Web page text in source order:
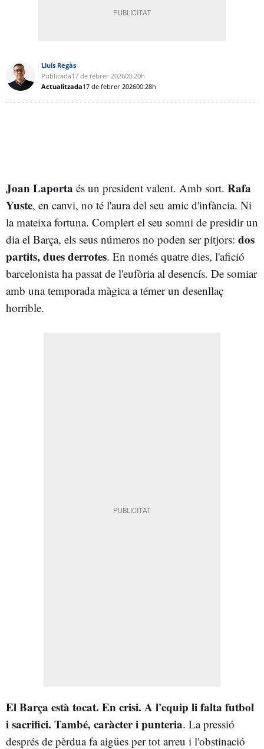
Lluís Regàs
Publicada17 de febrer 202600:20h
Actualitzada17 de febrer 202600:28h
Joan Laporta és un president valent. Amb sort. Rafa
Yuste, en canvi, no té l'aura del seu amic d'infància. Ni
la mateixa fortuna. Complert el seu somni de presidir un
dia el Barça, els seus números no poden ser pitjors: dos
partits, dues derrotes. En només quatre dies, l'afició
barcelonista ha passat de l'eufòria al desencís. De somiar
amb una temporada màgica a témer un desenllaç
horrible.
El Barça està tocat. En crisi. A l'equip li falta futbol
i sacrifici. També, caràcter i punteria. La pressió
després de pèrdua fa aigües per tot arreu i l'obstinació